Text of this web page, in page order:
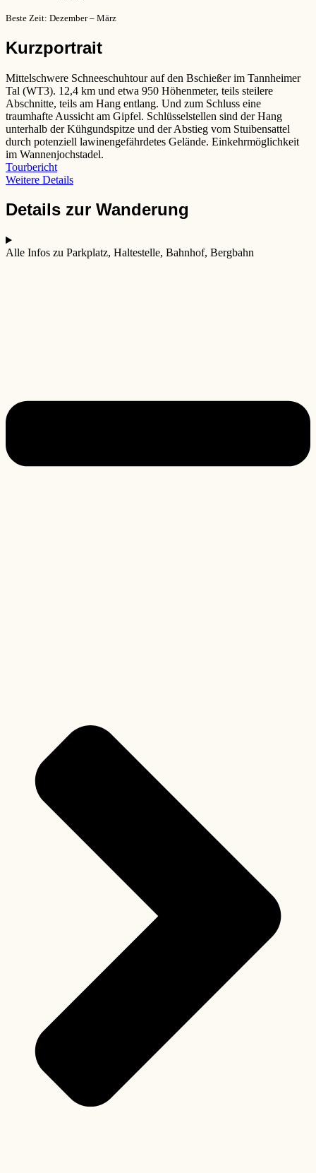
Beste Zeit: Dezember – März
Kurzportrait
Mittelschwere Schneeschuhtour auf den Bschießer im Tannheimer
Tal (WT3). 12,4 km und etwa 950 Höhenmeter, teils steilere
Abschnitte, teils am Hang entlang. Und zum Schluss eine
traumhafte Aussicht am Gipfel. Schlüsselstellen sind der Hang
unterhalb der Kühgundspitze und der Abstieg vom Stuibensattel
durch potenziell lawinengefährdetes Gelände. Einkehrmöglichkeit
im Wannenjochstadel.
Tourbericht
Weitere Details
Details zur Wanderung
Alle Infos zu Parkplatz, Haltestelle, Bahnhof, Bergbahn